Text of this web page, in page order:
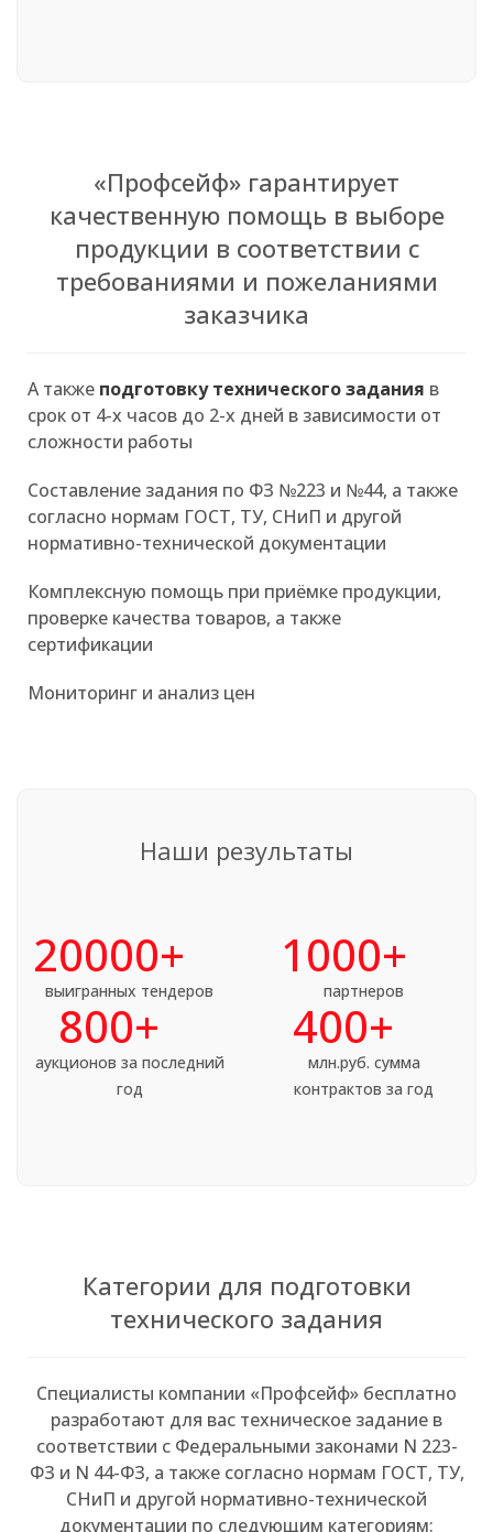
«Профсейф» гарантирует
качественную помощь в выборе
продукции в соответствии с
требованиями и пожеланиями
заказчика
А также подготовку технического задания в
срок от 4-х часов до 2-х дней в зависимости от
сложности работы
Составление задания по ФЗ №223 и №44, а также
согласно нормам ГОСТ, ТУ, СНиП и другой
нормативно-технической документации
Комплексную помощь при приёмке продукции,
проверке качества товаров, а также
сертификации
Мониторинг и анализ цен
Наши результаты
20000+
выигранных тендеров
1000+
партнеров
800+
аукционов за последний
год
400+
млн.руб. сумма
контрактов за год
Категории для подготовки
технического задания
Специалисты компании «Профсейф» бесплатно
разработают для вас техническое задание в
соответствии с Федеральными законами N 223-
ФЗ и N 44-ФЗ, а также согласно нормам ГОСТ, ТУ,
СНиП и другой нормативно-технической
документации по следующим категориям: